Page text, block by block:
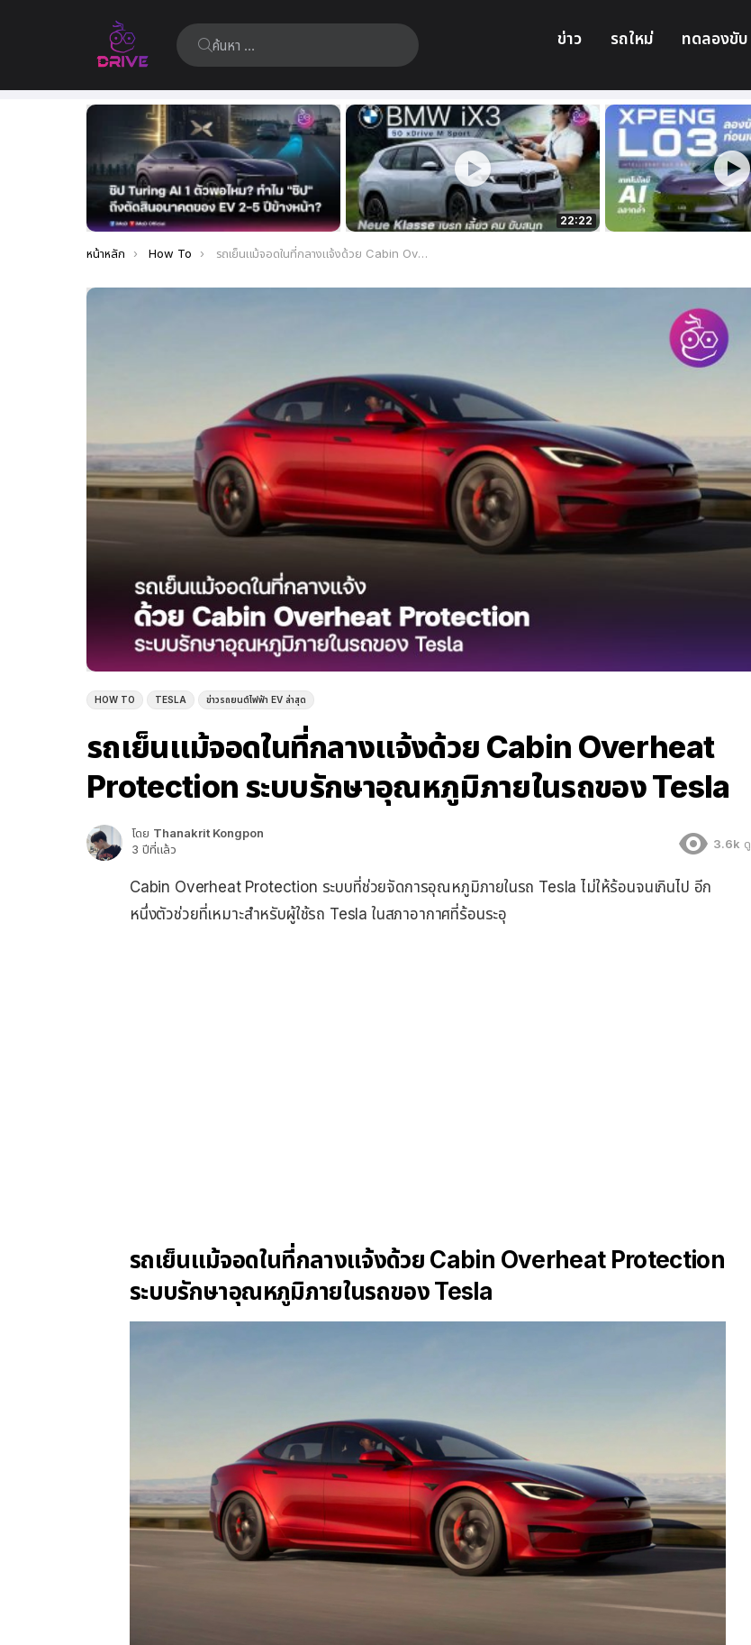
ค้นหา: ข่าว รถใหม่ ทดลองขับ
เรื่อง
ล่าสุด
22:22
คุณอยู่ที่นี่:
หน้าหลัก How To รถเย็นแม้จอดในที่กลางแจ้งด้วย Cabin Overheat Protection ระบบรักษาอุณหภูมิภายในรถของ Tesla
HOW TO TESLA ข่าวรถยนต์ไฟฟ้า EV ล่าสุด
รถเย็นแม้จอดในที่กลางแจ้งด้วย Cabin Overheat
Protection ระบบรักษาอุณหภูมิภายในรถของ Tesla
โดย Thanakrit Kongpon
3 ปีที่แล้ว
3.6k ดู
Cabin Overheat Protection ระบบที่ช่วยจัดการอุณหภูมิภายในรถ Tesla ไม่ให้ร้อนจนเกินไป อีก
หนึ่งตัวช่วยที่เหมาะสำหรับผู้ใช้รถ Tesla ในสภาอากาศที่ร้อนระอุ
รถเย็นแม้จอดในที่กลางแจ้งด้วย Cabin Overheat Protection
ระบบรักษาอุณหภูมิภายในรถของ Tesla